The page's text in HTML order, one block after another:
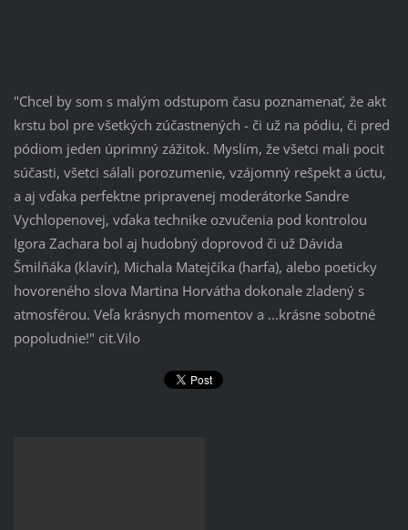
"Chcel by som s malým odstupom času poznamenať, že akt
krstu bol pre všetkých zúčastnených - či už na pódiu, či pred
pódiom jeden úprimný zážitok. Myslím, že všetci mali pocit
súčasti, všetci sálali porozumenie, vzájomný rešpekt a úctu,
a aj vďaka perfektne pripravenej moderátorke Sandre
Vychlopenovej, vďaka technike ozvučenia pod kontrolou
Igora Zachara bol aj hudobný doprovod či už Dávida
Šmilňáka (klavír), Michala Matejčíka (harfa), alebo poeticky
hovoreného slova Martina Horvátha dokonale zladený s
atmosférou. Veľa krásnych momentov a ...krásne sobotné
popoludnie!" cit.Vilo